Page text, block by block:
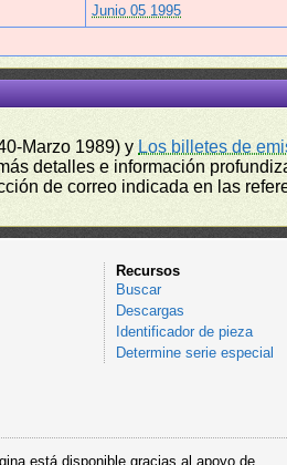
Junio 05 1995
Marzo 1989) y Los billetes de
detalles e información
de correo indicada en las
Recursos
Buscar
Descargas
Identificador de pieza
Determine serie especial
está disponible gracias al apoyo de